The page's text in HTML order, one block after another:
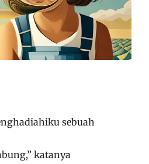
sebuah
katanya